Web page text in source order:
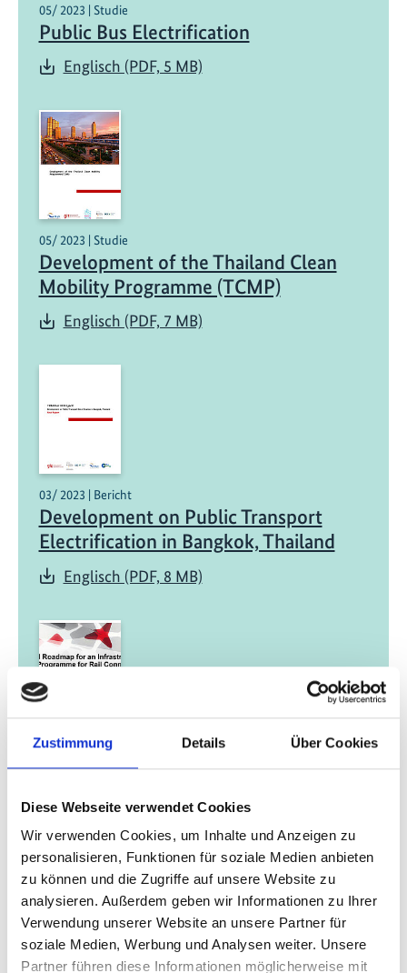
Zustimmung Details Über Cookies
Diese Webseite verwendet Cookies
Wir verwenden Cookies, um Inhalte und Anzeigen zu
personalisieren, Funktionen für soziale Medien anbieten
zu können und die Zugriffe auf unsere Website zu
analysieren. Außerdem geben wir Informationen zu Ihrer
Verwendung unserer Website an unsere Partner für
soziale Medien, Werbung und Analysen weiter. Unsere
Partner führen diese Informationen möglicherweise mit
05/ 2023 | Studie
Public Bus Electrification
Englisch (PDF, 5 MB)
05/ 2023 | Studie
Development of the Thailand Clean
Mobility Programme (TCMP)
Englisch (PDF, 7 MB)
03/ 2023 | Bericht
Development on Public Transport
Electrification in Bangkok, Thailand
Englisch (PDF, 8 MB)
02/ 2023 | Bericht
Infrastructure Investment Programme
for Rail Connections to Javanese Ports
Englisch (PDF, 938 KB)
mehr Publikationen